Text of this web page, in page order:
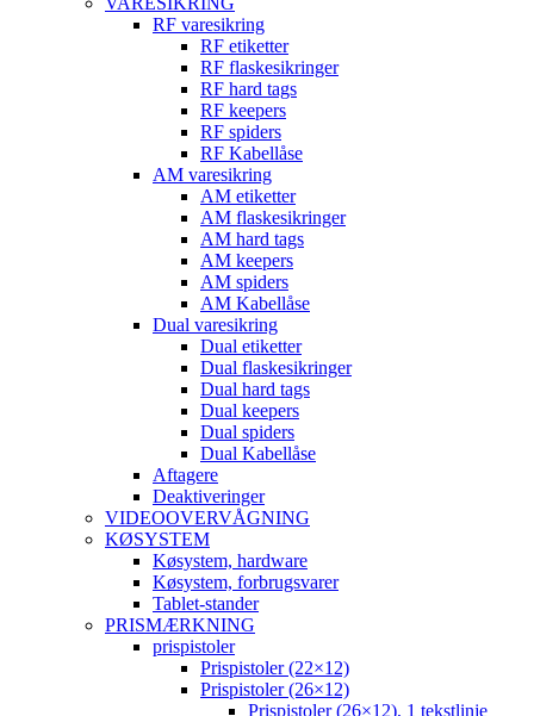
RF varesikring
RF etiketter
RF flaskesikringer
RF hard tags
RF keepers
RF spiders
RF Kabellåse
AM varesikring
AM etiketter
AM flaskesikringer
AM hard tags
AM keepers
AM spiders
AM Kabellåse
Dual varesikring
Dual etiketter
Dual flaskesikringer
Dual hard tags
Dual keepers
Dual spiders
Dual Kabellåse
Aftagere
Deaktiveringer
VIDEOOVERVÅGNING
KØSYSTEM
Køsystem, hardware
Køsystem, forbrugsvarer
Tablet-stander
PRISMÆRKNING
prispistoler
Prispistoler (22×12)
Prispistoler (26×12)
Prispistoler (26×12), 1 tekstlinje